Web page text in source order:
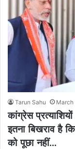
Tarun Sahu
कांग्रेस
इतना बिखराव है
को पूछा नहीं…